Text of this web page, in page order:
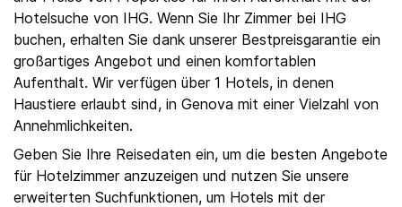
Hotelsuche von IHG. Wenn Sie Ihr Zimmer bei IHG
buchen, erhalten Sie dank unserer Bestpreisgarantie ein
großartiges Angebot und einen komfortablen
Aufenthalt. Wir verfügen über 1 Hotels, in denen
Haustiere erlaubt sind, in Genova mit einer Vielzahl von
Annehmlichkeiten.
Geben Sie Ihre Reisedaten ein, um die besten Angebote
für Hotelzimmer anzuzeigen und nutzen Sie unsere
erweiterten Suchfunktionen, um Hotels mit der